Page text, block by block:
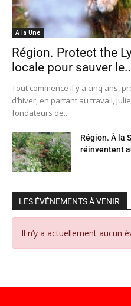
A la Une
Région. Protect the
locale pour sauver
Tout commence il y a cinq ans,
d’hiver, en partant au travail,
fondateurs de...
Région. À la
réinventent
LES ÉVÉNEMENTS À VENIR
Il n’y a actuellement aucun